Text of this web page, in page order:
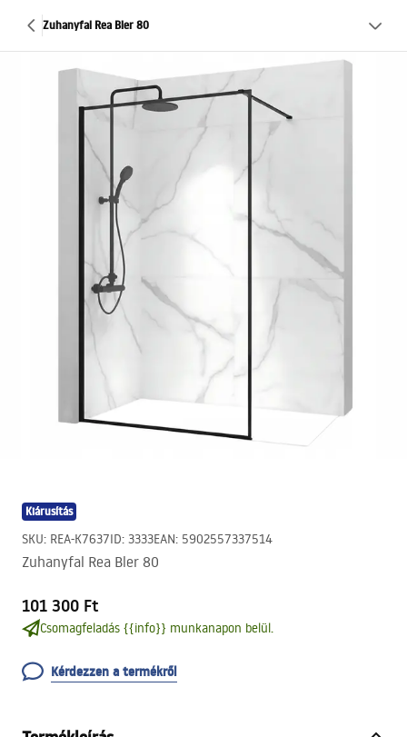
Zuhanyfal Rea Bler 80
Kiárusítás
SKU: REA-K7637ID: 3333EAN: 5902557337514
Zuhanyfal Rea Bler 80
101 300 Ft
Csomagfeladás {{info}} munkanapon belül.
Kérdezzen a termékről